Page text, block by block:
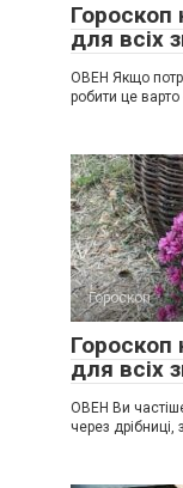
Гороскоп
для всіх
ОВЕН Якщо
робити це
Гороскоп
Гороскоп
для всіх
ОВЕН Ви
через